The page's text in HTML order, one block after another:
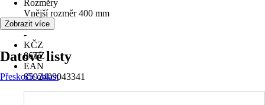
Rozměry
Vnější rozměr 400 mm
Materiál
-
KČZ
86TZ
EAN
8592409043341
Zobrazit více
Datové listy
Přeskočit oblast